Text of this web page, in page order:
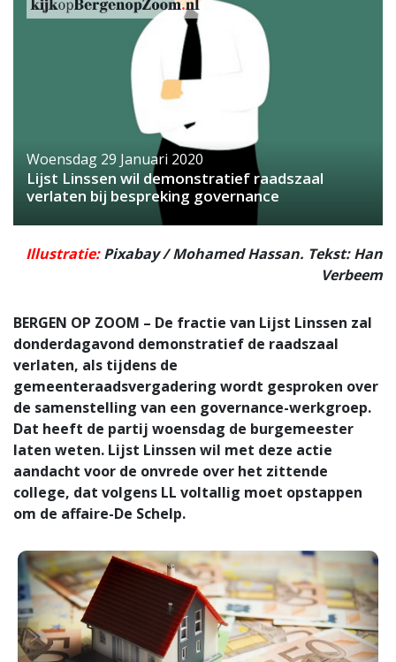
Woensdag 29 Januari 2020
Lijst Linssen wil demonstratief raadszaal
verlaten bij bespreking governance
Illustratie:Pixabay / Mohamed Hassan. Tekst: Han
Verbeem
BERGEN OP ZOOM – De fractie van Lijst Linssen zal
donderdagavond demonstratief de raadszaal
verlaten, als tijdens de
gemeenteraadsvergadering wordt gesproken over
de samenstelling van een governance-werkgroep.
Dat heeft de partij woensdag de burgemeester
laten weten. Lijst Linssen wil met deze actie
aandacht voor de onvrede over het zittende
college, dat volgens LL voltallig moet opstappen
om de affaire-De Schelp.